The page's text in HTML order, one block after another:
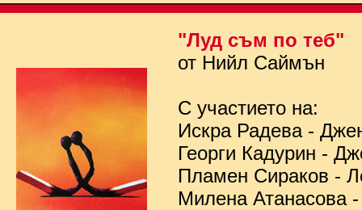
"Луд съм по теб"
от Нийл Саймън
С участието на:
Искра Радева -
Георги Кадурин -
Пламен Сираков -
Милена Атанасова